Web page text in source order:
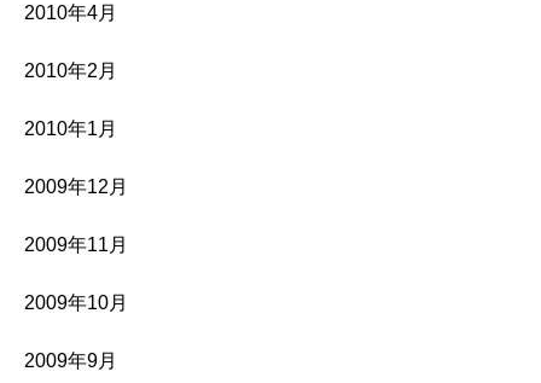
2010年4月
2010年2月
2010年1月
2009年12月
2009年11月
2009年10月
2009年9月